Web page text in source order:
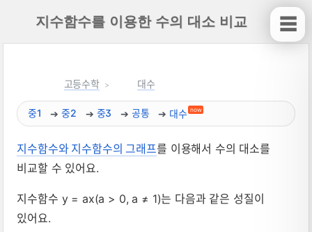
지수함수를 이용한 수의 대소 비교
고등수학 대수
중1 중2 중3 공통 대수 now
지수함수를 이용한 수의 대소 비교 뜻,
지수함수와 지수함수의 그래프를 이용해서 수의 대소를
비교할 수 있어요.
지수함수 y = ax(a > 0, a ≠ 1)는 다음과 같은 성질이
있어요.
☰